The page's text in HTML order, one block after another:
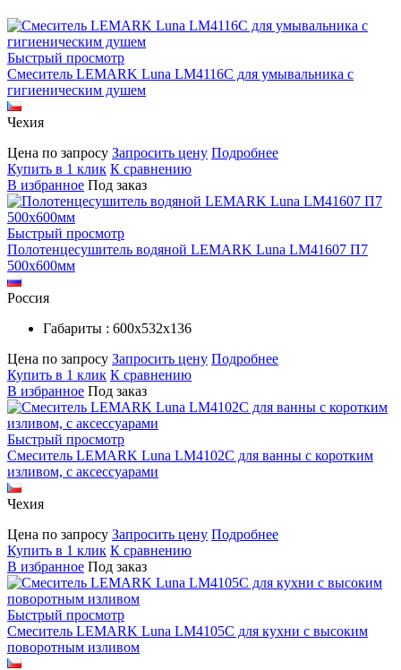
Быстрый просмотр
Смеситель LEMARK Luna LM4116С для умывальника с
гигиеническим душем
Чехия
Цена по запросу Запросить цену Подробнее
Купить в 1 клик К сравнению
В избранное Под заказ
Быстрый просмотр
Полотенцесушитель водяной LEMARK Luna LM41607 П7
500x600мм
Россия
Габариты : 600х532х136
Цена по запросу Запросить цену Подробнее
Купить в 1 клик К сравнению
В избранное Под заказ
Быстрый просмотр
Смеситель LEMARK Luna LM4102C для ванны с коротким
изливом, с аксессуарами
Чехия
Цена по запросу Запросить цену Подробнее
Купить в 1 клик К сравнению
В избранное Под заказ
Быстрый просмотр
Смеситель LEMARK Luna LM4105C для кухни с высоким
поворотным изливом